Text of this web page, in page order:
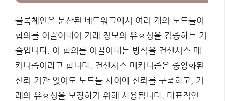
블록체인은 분산된 네트워크에서 여러 개의 노드들이
합의를 이끌어내어 거래 정보의 유효성을 검증하는 기
술입니다. 이 합의를 이끌어내는 방식을 컨센서스 메
커니즘이라고 합니다. 컨센서스 메커니즘은 중앙화된
신뢰 기관 없이도 노드들 사이에 신뢰를 구축하고, 거
래의 유효성을 보장하기 위해 사용됩니다. 대표적인